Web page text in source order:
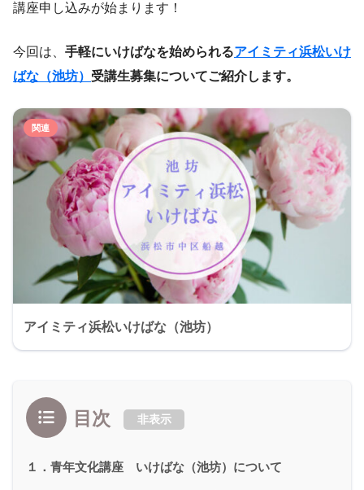
講座申し込みが始まります！
今回は、 手軽にいけばなを始められるアイミティ浜松いけ
ばな（池坊） 受講生募集についてご紹介します。
アイミティ浜松いけばな（池坊）
目次 非表示
１．青年文化講座 いけばな（池坊）について